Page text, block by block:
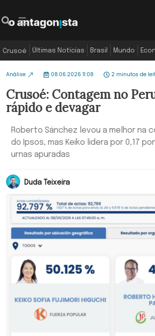
Crusoé Últimas Notícias Brasil Mundo
Análise 08.06.2026 11:08 2 minutos de
Crusoé: Contagem no
rápido e devagar
Roberto Sánchez levou a melhor na
do Ipsos, mas Keiko lidera por 0,17
urnas apuradas
Duda Teixeira